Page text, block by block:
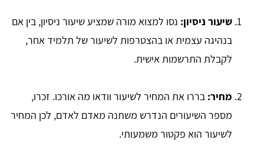
שיעור ניסיון: נסו למצוא מורה שמציע שיעור ניסיון, בין אם
בנהיגה עצמית או בהצטרפות לשיעור של תלמיד אחר,
לקבלת התרשמות אישית.
מחיר: בררו את המחיר לשיעור וודאו מה אורכו. זכרו,
מספר השיעורים הנדרש משתנה מאדם לאדם, לכן המחיר
לשיעור הוא פקטור משמעותי.